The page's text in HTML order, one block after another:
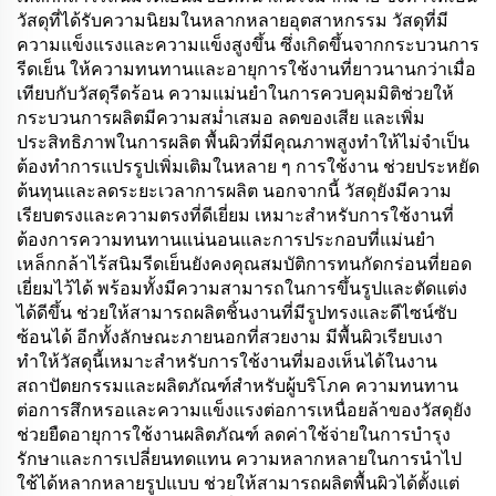
วัสดุที่ได้รับความนิยมในหลากหลายอุตสาหกรรม วัสดุที่มี
ความแข็งแรงและความแข็งสูงขึ้น ซึ่งเกิดขึ้นจากกระบวนการ
รีดเย็น ให้ความทนทานและอายุการใช้งานที่ยาวนานกว่าเมื่อ
เทียบกับวัสดุรีดร้อน ความแม่นยำในการควบคุมมิติช่วยให้
กระบวนการผลิตมีความสม่ำเสมอ ลดของเสีย และเพิ่ม
ประสิทธิภาพในการผลิต พื้นผิวที่มีคุณภาพสูงทำให้ไม่จำเป็น
ต้องทำการแปรรูปเพิ่มเติมในหลาย ๆ การใช้งาน ช่วยประหยัด
ต้นทุนและลดระยะเวลาการผลิต นอกจากนี้ วัสดุยังมีความ
เรียบตรงและความตรงที่ดีเยี่ยม เหมาะสำหรับการใช้งานที่
ต้องการความทนทานแน่นอนและการประกอบที่แม่นยำ
เหล็กกล้าไร้สนิมรีดเย็นยังคงคุณสมบัติการทนกัดกร่อนที่ยอด
เยี่ยมไว้ได้ พร้อมทั้งมีความสามารถในการขึ้นรูปและตัดแต่ง
ได้ดีขึ้น ช่วยให้สามารถผลิตชิ้นงานที่มีรูปทรงและดีไซน์ซับ
ซ้อนได้ อีกทั้งลักษณะภายนอกที่สวยงาม มีพื้นผิวเรียบเงา
ทำให้วัสดุนี้เหมาะสำหรับการใช้งานที่มองเห็นได้ในงาน
สถาปัตยกรรมและผลิตภัณฑ์สำหรับผู้บริโภค ความทนทาน
ต่อการสึกหรอและความแข็งแรงต่อการเหนื่อยล้าของวัสดุยัง
ช่วยยืดอายุการใช้งานผลิตภัณฑ์ ลดค่าใช้จ่ายในการบำรุง
รักษาและการเปลี่ยนทดแทน ความหลากหลายในการนำไป
ใช้ได้หลากหลายรูปแบบ ช่วยให้สามารถผลิตพื้นผิวได้ตั้งแต่